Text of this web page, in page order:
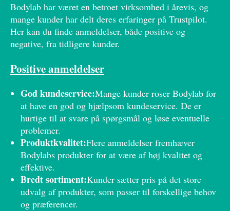
Bodylab har været en betroet virksomhed i årevis, og
mange kunder har delt deres erfaringer på Trustpilot.
Her kan du finde anmeldelser, både positive og
negative, fra tidligere kunder.
Positive anmeldelser
God kundeservice:Mange kunder roser Bodylab for
at have en god og hjælpsom kundeservice. De er
hurtige til at svare på spørgsmål og løse eventuelle
problemer.
Produktkvalitet:Flere anmeldelser fremhæver
Bodylabs produkter for at være af høj kvalitet og
effektive.
Bredt sortiment:Kunder sætter pris på det store
udvalg af produkter, som passer til forskellige behov
og præferencer.